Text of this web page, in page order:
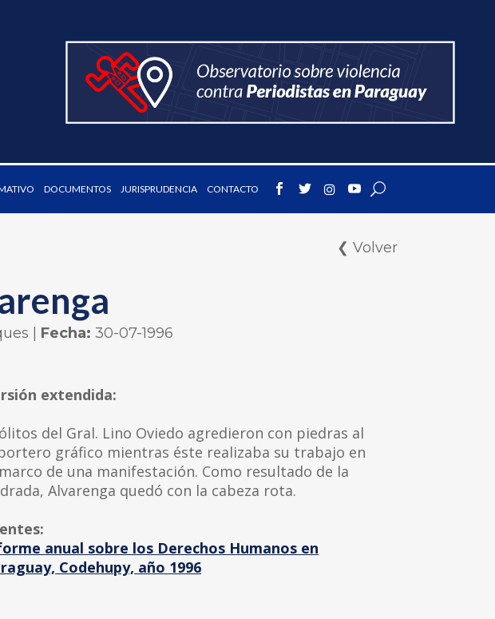
DOCUMENTOS JURISPRUDENCIA CONTACTO
❮ Volver
Fecha: 30-07-1996
extendida:
del Gral. Lino Oviedo agredieron con piedras al
gráfico mientras éste realizaba su trabajo en
de una manifestación. Como resultado de la
Alvarenga quedó con la cabeza rota.
anual sobre los Derechos Humanos en
Codehupy, año 1996